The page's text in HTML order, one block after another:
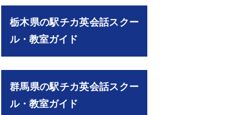
栃木県の駅チカ英会話スクー
ル・教室ガイド
群馬県の駅チカ英会話スクー
ル・教室ガイド